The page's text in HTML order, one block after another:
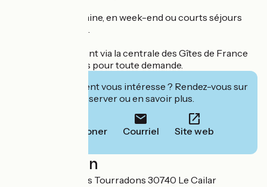
Location à la semaine, en week-end ou courts séjours
(minimum 4 nuits).
Réservez facilement via la centrale des Gîtes de France
ou contactez nous pour toute demande.
Cet établissement vous intéresse ? Rendez-vous sur
leur site pour réserver ou en savoir plus.
Téléphoner Courriel Site web
Localisation
Route du Pont Des Tourradons 30740 Le Cailar